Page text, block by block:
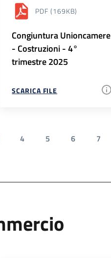
PDF (169KB)
Congiuntura Unioncamere
- Costruzioni - 4°
trimestre 2025
SCARICA FILE
4 5 6 7